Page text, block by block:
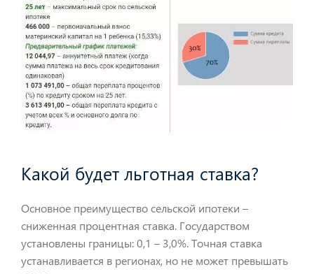
Какой будет льготная ставка?
Основное преимущество сельской ипотеки –
сниженная процентная ставка. Государством
установлены границы: 0,1 – 3,0%. Точная ставка
устанавливается в регионах, но не может превышать